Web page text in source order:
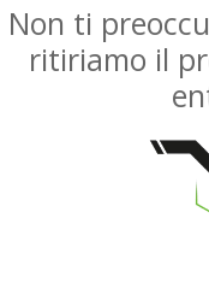
Non ti
ritiriamo il